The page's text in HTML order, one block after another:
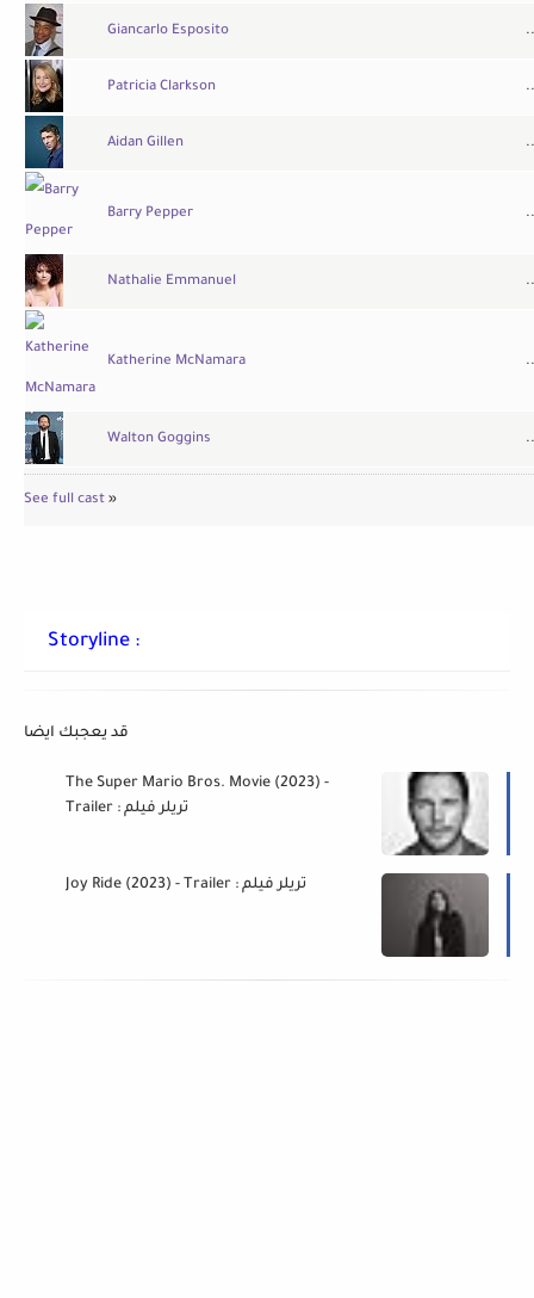
Giancarlo Esposito
Patricia Clarkson
Aidan Gillen
Barry Pepper
Nathalie Emmanuel
Katherine McNamara
Walton Goggins
See full cast »
Storyline :
قد يعجبك ايضا
The Super Mario Bros. Movie (2023) -
Trailer : تريلر فيلم
Joy Ride (2023) - Trailer : تريلر فيلم